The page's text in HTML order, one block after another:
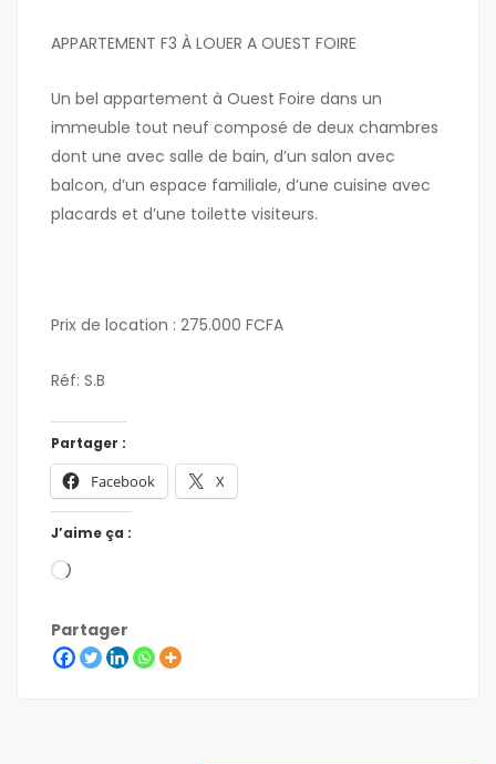
APPARTEMENT F3 À LOUER A OUEST FOIRE
Un bel appartement à Ouest Foire dans un
immeuble tout neuf composé de deux chambres
dont une avec salle de bain, d’un salon avec
balcon, d’un espace familiale, d’une cuisine avec
placards et d’une toilette visiteurs.
Prix de location : 275.000 FCFA
Réf: S.B
Partager :
Facebook X
J’aime ça :
Partager